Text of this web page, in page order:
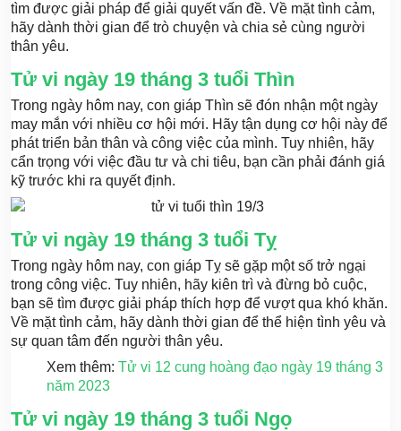
tìm được giải pháp để giải quyết vấn đề. Về mặt tình cảm,
hãy dành thời gian để trò chuyện và chia sẻ cùng người
thân yêu.
Tử vi ngày 19 tháng 3 tuổi Thìn
Trong ngày hôm nay, con giáp Thìn sẽ đón nhận một ngày
may mắn với nhiều cơ hội mới. Hãy tận dụng cơ hội này để
phát triển bản thân và công việc của mình. Tuy nhiên, hãy
cẩn trọng với việc đầu tư và chi tiêu, bạn cần phải đánh giá
kỹ trước khi ra quyết định.
Tử vi ngày 19 tháng 3 tuổi Tỵ
Trong ngày hôm nay, con giáp Tỵ sẽ gặp một số trở ngại
trong công việc. Tuy nhiên, hãy kiên trì và đừng bỏ cuộc,
bạn sẽ tìm được giải pháp thích hợp để vượt qua khó khăn.
Về mặt tình cảm, hãy dành thời gian để thể hiện tình yêu và
sự quan tâm đến người thân yêu.
Xem thêm: Tử vi 12 cung hoàng đạo ngày 19 tháng 3
năm 2023
Tử vi ngày 19 tháng 3 tuổi Ngọ